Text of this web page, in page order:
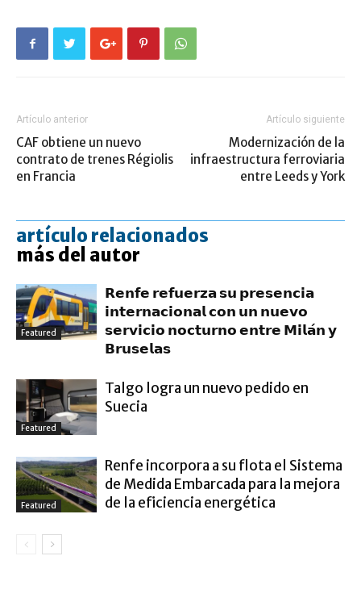
Artículo anterior
CAF obtiene un nuevo
contrato de trenes Régiolis
en Francia
Artículo siguiente
Modernización de la
infraestructura ferroviaria
entre Leeds y York
artículo relacionados
más del autor
Featured
𝗥𝗲𝗻𝗳𝗲 𝗿𝗲𝗳𝘂𝗲𝗿𝘇𝗮 𝘀𝘂 𝗽𝗿𝗲𝘀𝗲𝗻𝗰𝗶𝗮
𝗶𝗻𝘁𝗲𝗿𝗻𝗮𝗰𝗶𝗼𝗻𝗮𝗹 𝗰𝗼𝗻 𝘂𝗻 𝗻𝘂𝗲𝘃𝗼
𝘀𝗲𝗿𝘃𝗶𝗰𝗶𝗼 𝗻𝗼𝗰𝘁𝘂𝗿𝗻𝗼 𝗲𝗻𝘁𝗿𝗲 𝗠𝗶𝗹𝗮́𝗻 𝘆
𝗕𝗿𝘂𝘀𝗲𝗹𝗮𝘀
Featured
Talgo logra un nuevo pedido en
Suecia
Featured
Renfe incorpora a su flota el Sistema
de Medida Embarcada para la mejora
de la eficiencia energética